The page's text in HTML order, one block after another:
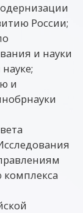
России;
и науки
и
комплекса